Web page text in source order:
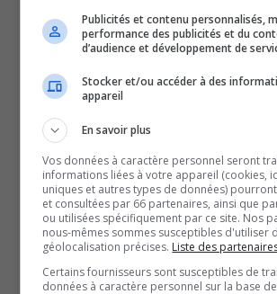
d’accès aérien
le gouvernement du
Québec.
Le transporteur affirme que cette
et qu’il demandera au ministère des
réviser.
Entre-temps, Air Liaison indique qu’elle
Publicités et contenu personnalisés,
performance des publicités et du
d’audience et développement de
Stocker et/ou accéder à des
appareil
En savoir plus
Vos données à caractère personnel seront
informations liées à votre appareil (cookies,
uniques et autres types de données)
et consultées par 66 partenaires, ainsi que
ou utilisées spécifiquement par ce site. Nos
nous-mêmes sommes susceptibles d'utiliser
géolocalisation précises. Liste des
Certains fournisseurs sont susceptibles de
données à caractère personnel sur la base